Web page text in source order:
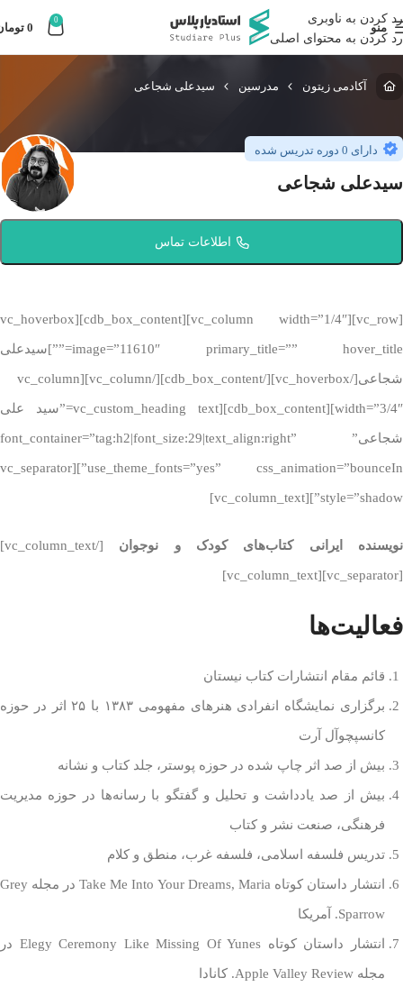
رد کردن به ناوبری
رد کردن به محتوای اصلی
منو
0
0
آکادمی زیتون مدرسین سیدعلی شجاعی
دارای 0 دوره تدریس شده
سیدعلی شجاعی
اطلاعات تماس
[vc_row][vc_column width=”1/4″][cdb_box_content][vc_hoverbox
image=”11610″ primary_title=”” hover_title=””]سیدعلی
شجاعی[/vc_hoverbox][/cdb_box_content][/vc_column][vc_column
width=”3/4″][cdb_box_content][vc_custom_heading text=”سید علی
شجاعی” font_container=”tag:h2|font_size:29|text_align:right”
use_theme_fonts=”yes” css_animation=”bounceIn”][vc_separator
style=”shadow”][vc_column_text]
نویسنده ایرانی کتاب‌های کودک و نوجوان [/vc_column_text]
[vc_separator][vc_column_text]
فعالیت‌ها
قائم مقام انتشارات کتاب نیستان
برگزاری نمایشگاه انفرادی هنرهای مفهومی ۱۳۸۳ با ۲۵ اثر در حوزه
کانسپچوآل آرت
بیش از صد اثر چاپ شده در حوزه پوستر، جلد کتاب و نشانه
بیش از صد یادداشت و تحلیل و گفتگو با رسانه‌ها در حوزه مدیریت
فرهنگی،‌ صنعت نشر و کتاب
تدریس فلسفه اسلامی، فلسفه غرب، منطق و کلام
انتشار داستان کوتاه Take Me Into Your Dreams, Maria در مجله Grey
Sparrow. آمریکا
انتشار داستان کوتاه Elegy Ceremony Like Missing Of Yunes در
مجله Apple Valley Review. کانادا